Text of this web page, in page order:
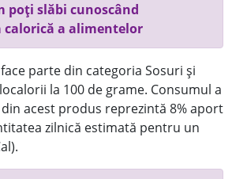
poți slăbi cunoscând
calorică a alimentelor
parte din categoria Sosuri și
la 100 de grame. Consumul a
acest produs reprezintă 8% aport
zilnică estimată pentru un